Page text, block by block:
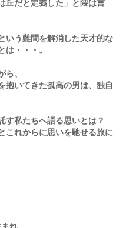
丘だと定義した」と隈は言
いう難問を解消した天才的な
は・・・。
ら、
抱いてきた孤高の男は、独自
す私たちへ語る思いとは？
これからに思いを馳せる旅に